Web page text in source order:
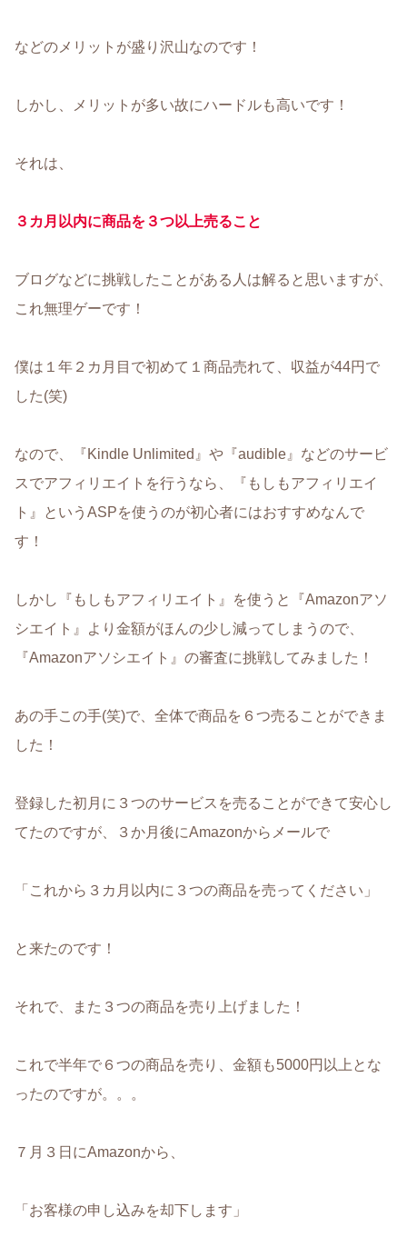
などのメリットが盛り沢山なのです！
しかし、メリットが多い故にハードルも高いです！
それは、
３カ月以内に商品を３つ以上売ること
ブログなどに挑戦したことがある人は解ると思いますが、
これ無理ゲーです！
僕は１年２カ月目で初めて１商品売れて、収益が44円で
した(笑)
なので、『Kindle Unlimited』や『audible』などのサービ
スでアフィリエイトを行うなら、『もしもアフィリエイ
ト』というASPを使うのが初心者にはおすすめなんで
す！
しかし『もしもアフィリエイト』を使うと『Amazonアソ
シエイト』より金額がほんの少し減ってしまうので、
『Amazonアソシエイト』の審査に挑戦してみました！
あの手この手(笑)で、全体で商品を６つ売ることができま
した！
登録した初月に３つのサービスを売ることができて安心し
てたのですが、３か月後にAmazonからメールで
「これから３カ月以内に３つの商品を売ってください」
と来たのです！
それで、また３つの商品を売り上げました！
これで半年で６つの商品を売り、金額も5000円以上とな
ったのですが。。。
７月３日にAmazonから、
「お客様の申し込みを却下します」